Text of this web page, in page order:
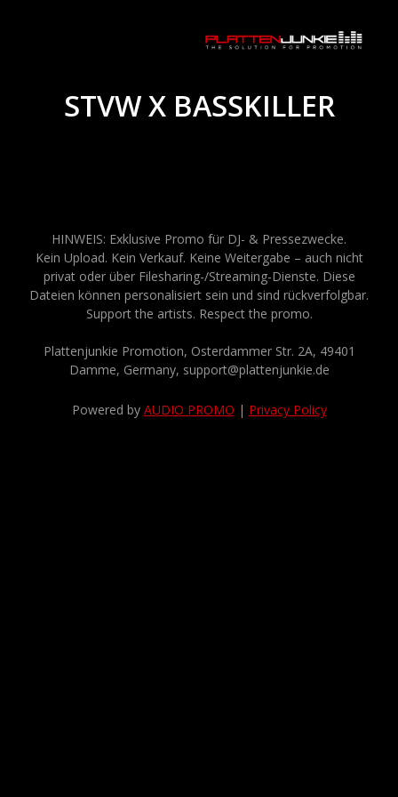
STVW X BASSKILLER
HINWEIS: Exklusive Promo für DJ- & Pressezwecke.
Kein Upload. Kein Verkauf. Keine Weitergabe – auch nicht
privat oder über Filesharing-/Streaming-Dienste. Diese
Dateien können personalisiert sein und sind rückverfolgbar.
Support the artists. Respect the promo.
Plattenjunkie Promotion, Osterdammer Str. 2A, 49401
Damme, Germany, support@plattenjunkie.de
Powered by AUDIO PROMO | Privacy Policy